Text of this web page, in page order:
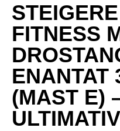
FITNESS
ENANTAT
(MAST E)